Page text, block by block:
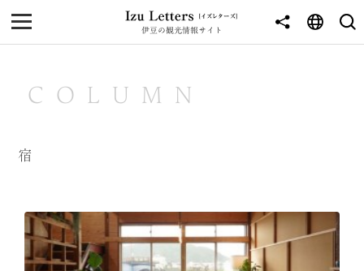
伊豆の観光情報サイト
MENU
NEWS
JOURNEY
西伊豆
南伊豆
COLUMN
宿